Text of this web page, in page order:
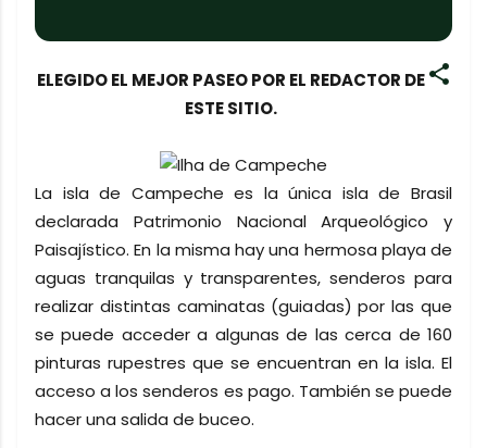
ELEGIDO EL MEJOR PASEO POR EL REDACTOR DE
ESTE SITIO.
La isla de Campeche es la única isla de Brasil
declarada Patrimonio Nacional Arqueológico y
Paisajístico. En la misma hay una hermosa playa de
aguas tranquilas y transparentes, senderos para
realizar distintas caminatas (guiadas) por las que
se puede acceder a algunas de las cerca de 160
pinturas rupestres que se encuentran en la isla. El
acceso a los senderos es pago. También se puede
hacer una salida de buceo.